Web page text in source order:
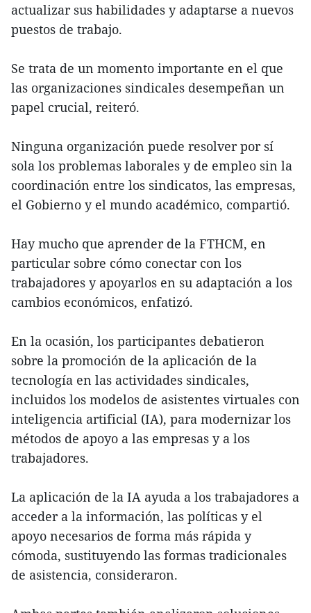
actualizar sus habilidades y adaptarse a nuevos
puestos de trabajo.
Se trata de un momento importante en el que
las organizaciones sindicales desempeñan un
papel crucial, reiteró.
Ninguna organización puede resolver por sí
sola los problemas laborales y de empleo sin la
coordinación entre los sindicatos, las empresas,
el Gobierno y el mundo académico, compartió.
Hay mucho que aprender de la FTHCM, en
particular sobre cómo conectar con los
trabajadores y apoyarlos en su adaptación a los
cambios económicos, enfatizó.
En la ocasión, los participantes debatieron
sobre la promoción de la aplicación de la
tecnología en las actividades sindicales,
incluidos los modelos de asistentes virtuales con
inteligencia artificial (IA), para modernizar los
métodos de apoyo a las empresas y a los
trabajadores.
La aplicación de la IA ayuda a los trabajadores a
acceder a la información, las políticas y el
apoyo necesarios de forma más rápida y
cómoda, sustituyendo las formas tradicionales
de asistencia, consideraron.